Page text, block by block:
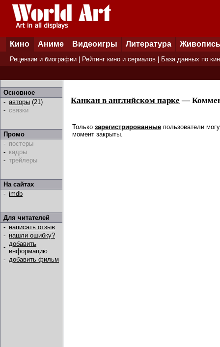
Кино Аниме Видеоигры Литература Живопись
Рецензии и биографии Рейтинг кино и сериалов База данных по
Основное
- авторы (21)
- связки
Промо
- постеры
- кадры
- трейлеры
На сайтах
- imdb
Для читателей
- написать отзыв
- нашли ошибку?
- добавить
информацию
- добавить фильм
Канкан в английском парке —
Только зарегистрированные пользователи
момент закрыты.